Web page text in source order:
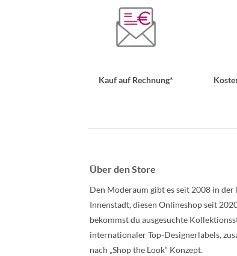
Kauf auf Rechnung*
Über den Store
Den Moderaum gibt es seit 2008 in der
Innenstadt, diesen Onlineshop seit
bekommst du ausgesuchte
internationaler Top-Designerlabels,
nach „Shop the Look“ Konzept.